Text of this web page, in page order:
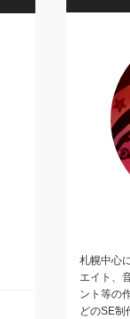
札幌中心
エイト、
ント等の
どのSE制